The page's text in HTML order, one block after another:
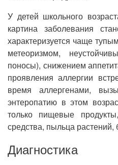
У детей школьного
картина заболевания
характеризуется чаще
метеоризмом,
поносы), снижением
проявления аллергии
время аллергенами,
энтеропатию в этом
только пищевые
средства, пыльца
Диагностика